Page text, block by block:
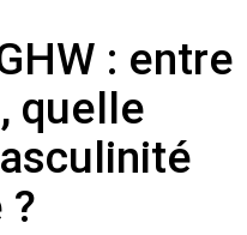
: entre
quelle
?